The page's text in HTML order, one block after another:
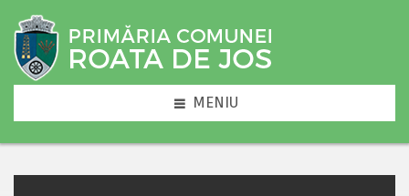
MENIU